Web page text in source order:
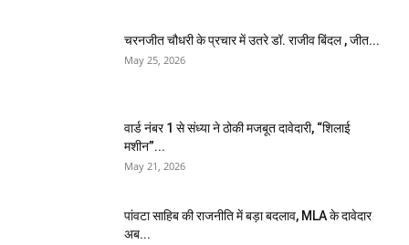
चरनजीत चौधरी के प्रचार में उतरे डॉ. राजीव बिंदल , जीत...
May 25, 2026
वार्ड नंबर 1 से संध्या ने ठोकी मजबूत दावेदारी, “शिलाई
मशीन”...
May 21, 2026
पांवटा साहिब की राजनीति में बड़ा बदलाव, MLA के दावेदार
अब...